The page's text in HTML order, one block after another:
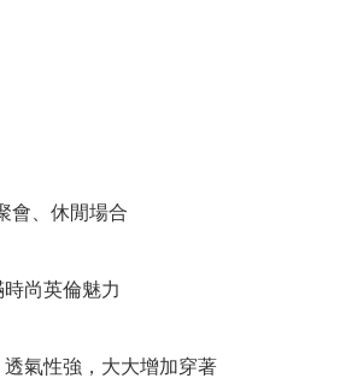
會、休閒場合
尚英倫魅力
氣性強，大大增加穿著